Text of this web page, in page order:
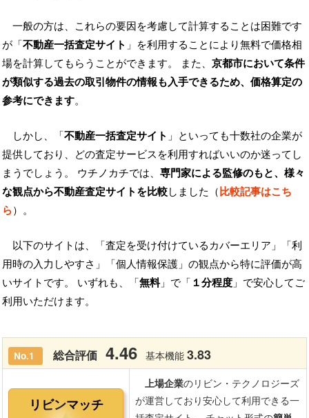
一般の方は、これらの要因を考慮して計算することは困難です
が「不動産一括査定サイト 」を利用することにより無料で価格相
場を計算してもらうことができます。 また、 京都市において条件
が類似する過去の取引物件の情報も入手できるため、価格算定の
参考にできます。
しかし、「不動産一括査定サイト 」といっても十数社の企業が
提供しており、どの査定サービスを利用すればいいのか迷ってし
まうでしょう。 ウチノカチでは、 専門家による監修のもと、様々
な観点から不動産査定サイトを比較しました（比較記事はこち
ら）。
以下のサイトは、「査定を受け付けているカバーエリア」「利
用時の入力しやすさ」「個人情報保護」の観点から特に評価が高
いサイトです。 いずれも、「無料」で「 １分程度 」で安心してご
利用いただけます。